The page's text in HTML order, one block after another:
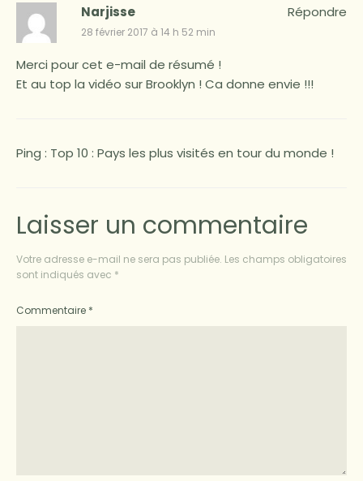
Narjisse
28 février 2017 à 14 h 52 min
Merci pour cet e-mail de résumé !
Et au top la vidéo sur Brooklyn ! Ca donne envie !!!
Répondre
Ping : Top 10 : Pays les plus visités en tour du monde !
Laisser un commentaire
Votre adresse e-mail ne sera pas publiée. Les champs obligatoires
sont indiqués avec *
Commentaire *